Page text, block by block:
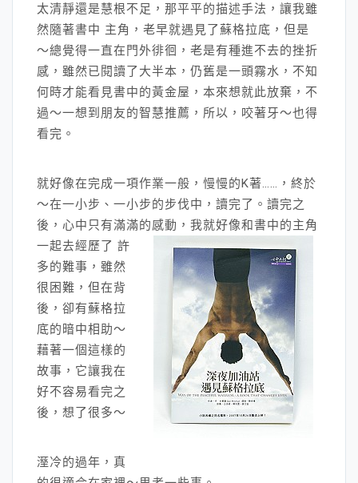
太清靜還是慧根不足，那平平的描述手法，讓我雖
然隨著書中 主角，老早就遇見了蘇格拉底，但是
～總覺得一直在門外徘徊，老是有種進不去的挫折
感，雖然已閱讀了大半本，仍舊是一頭霧水，不知
何時才能看見書中的黃金屋，本來想就此放棄，不
過～一想到朋友的智慧推薦，所以，咬著牙～也得
看完。
就好像在完成一項作業一般，慢慢的K著……，終於
～在一小步、一小步的步伐中，讀完了。讀完之
後，心中只有滿滿的感動，我就好像和書中的主角
一起去經歷了 許
多的難事，雖然
很困難，但在背
後，卻有蘇格拉
底的暗中相助～
藉著一個這樣的
故事，它讓我在
好不容易看完之
後，想了很多～
溼冷的過年，真